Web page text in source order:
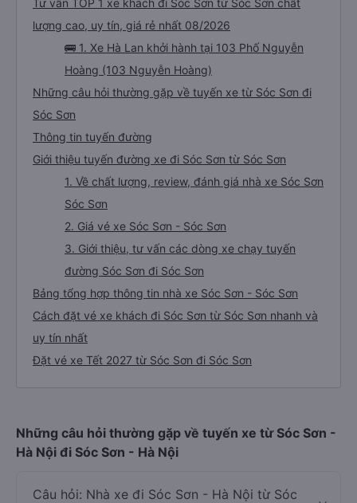
Tư vấn TOP 1 xe khách đi Sóc Sơn từ Sóc Sơn chất
lượng cao, uy tín, giá rẻ nhất 08/2026
🚌 1. Xe Hà Lan khởi hành tại 103 Phố Nguyễn
Hoàng (103 Nguyễn Hoàng)
Những câu hỏi thường gặp về tuyến xe từ Sóc Sơn đi
Sóc Sơn
Thông tin tuyến đường
Giới thiệu tuyến đường xe đi Sóc Sơn từ Sóc Sơn
1. Về chất lượng, review, đánh giá nhà xe Sóc Sơn
Sóc Sơn
2. Giá vé xe Sóc Sơn - Sóc Sơn
3. Giới thiệu, tư vấn các dòng xe chạy tuyến
đường Sóc Sơn đi Sóc Sơn
Bảng tổng hợp thông tin nhà xe Sóc Sơn - Sóc Sơn
Cách đặt vé xe khách đi Sóc Sơn từ Sóc Sơn nhanh và
uy tín nhất
Đặt vé xe Tết 2027 từ Sóc Sơn đi Sóc Sơn
Những câu hỏi thường gặp về tuyến xe từ Sóc Sơn -
Hà Nội đi Sóc Sơn - Hà Nội
Câu hỏi: Nhà xe đi Sóc Sơn - Hà Nội từ Sóc